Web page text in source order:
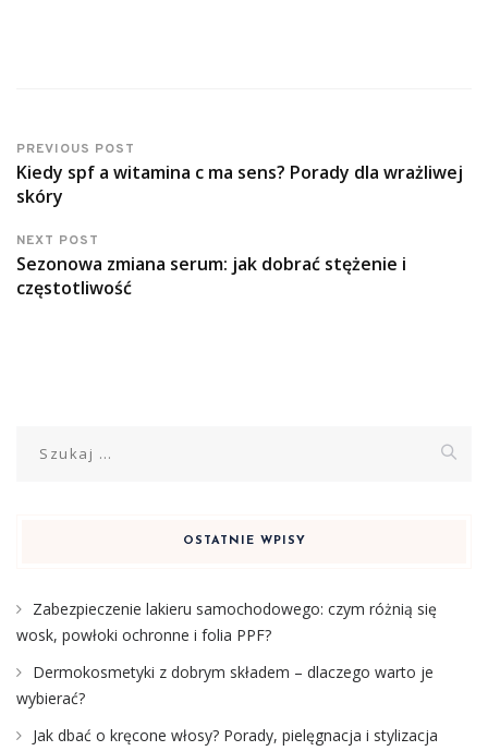
PREVIOUS POST
Kiedy spf a witamina c ma sens? Porady dla wrażliwej
skóry
NEXT POST
Sezonowa zmiana serum: jak dobrać stężenie i
częstotliwość
OSTATNIE WPISY
Zabezpieczenie lakieru samochodowego: czym różnią się
wosk, powłoki ochronne i folia PPF?
Dermokosmetyki z dobrym składem – dlaczego warto je
wybierać?
Jak dbać o kręcone włosy? Porady, pielęgnacja i stylizacja